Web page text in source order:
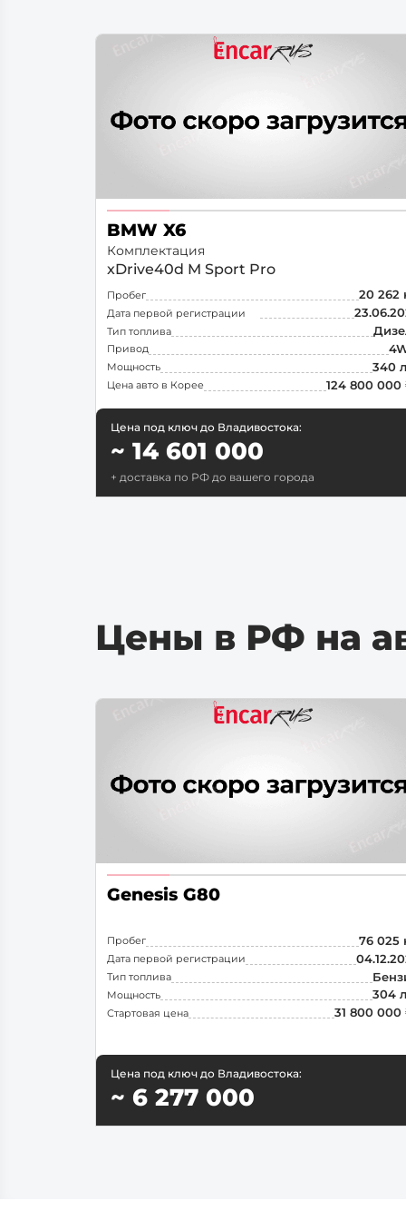
BMW X6
Комплектация
xDrive40d M Sport Pro
Пробег 20 262
Дата первой регистрации
Тип топлива
Привод
Мощность 340
Цена авто в Корее 124 800
Цена под ключ до Владивостока:
~ 14 601 000
+ доставка по РФ до вашего города
Цены в РФ на
Genesis G80
Пробег 76 025
Дата первой регистрации
Тип топлива
Мощность 304
Стартовая цена 31 800
Цена под ключ до Владивостока:
~ 6 277 000
Омск
Тольятти